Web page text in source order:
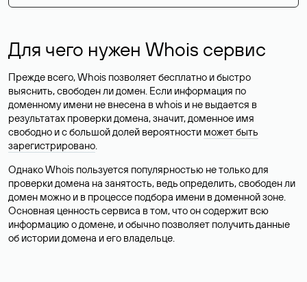
Для чего нужен Whois сервис
Прежде всего, Whois позволяет бесплатно и быстро
выяснить, свободен ли домен. Если информация по
доменному имени не внесена в whois и не выдается в
результатах проверки домена, значит, доменное имя
свободно и с большой долей вероятности может быть
зарегистрировано.
Однако Whois пользуется популярностью не только для
проверки домена на занятость, ведь определить, свободен ли
домен можно и в процессе подбора имени в доменной зоне.
Основная ценность сервиса в том, что он содержит всю
информацию о домене, и обычно позволяет получить данные
об истории домена и его владельце.